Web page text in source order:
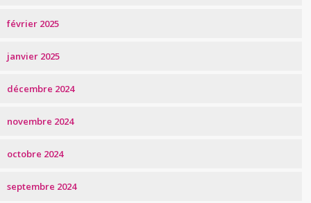
février 2025
janvier 2025
décembre 2024
novembre 2024
octobre 2024
septembre 2024